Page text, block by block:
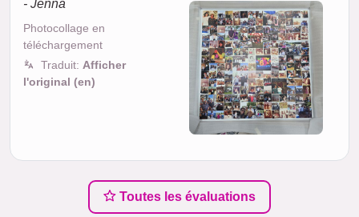
- Jenna
Photocollage en
téléchargement
Traduit: Afficher
l'original (en)
Toutes les évaluations